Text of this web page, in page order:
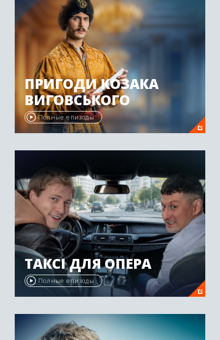
ПРИГОДИ КОЗАКА
ВИГОВСЬКОГО
Полные епизоды
ТАКСІ ДЛЯ ОПЕРА
Полные епизоды